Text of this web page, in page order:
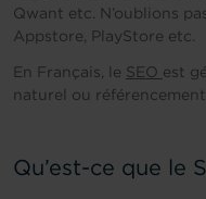
Qwant etc. N’oublions
Appstore, PlayStore etc.
En Français, le SEO est
naturel ou
Qu’est-ce que le